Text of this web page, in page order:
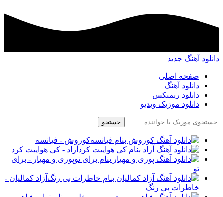
دانلود آهنگ جدید
صفحه اصلی
دانلود آهنگ
دانلود ریمیکس
دانلود موزیک ویدیو
جستجو
کوروش - فیانسه
آراد - کی هواییت کرد
پوری و مهیار - برای
تو
آزاد کمالیان -
خاطرات بی رنگ